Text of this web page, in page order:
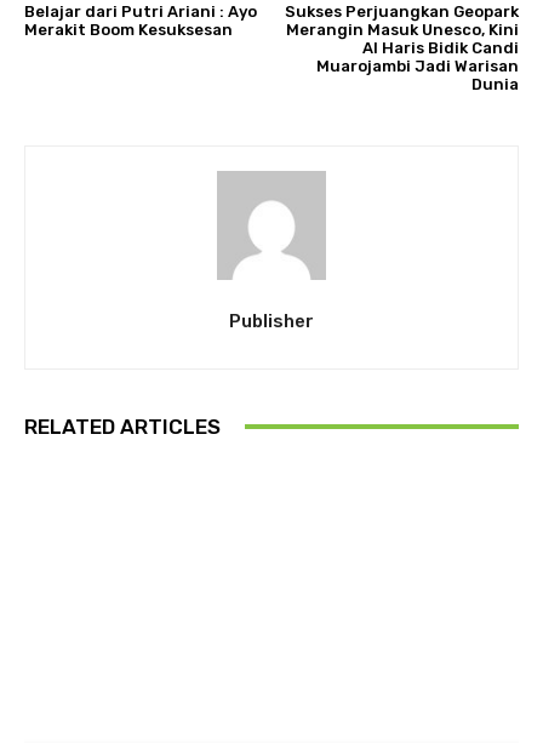
Belajar dari Putri Ariani : Ayo
Merakit Boom Kesuksesan
Sukses Perjuangkan Geopark
Merangin Masuk Unesco, Kini
Al Haris Bidik Candi
Muarojambi Jadi Warisan
Dunia
Publisher
RELATED ARTICLES